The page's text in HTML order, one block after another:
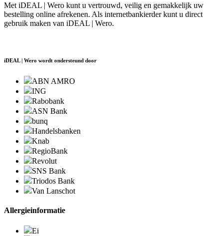
Met iDEAL | Wero kunt u vertrouwd, veilig en gemakkelijk uw
bestelling online afrekenen. Als internetbankierder kunt u direct
gebruik maken van iDEAL | Wero.
iDEAL | Wero wordt ondersteund door
ABN AMRO
ING
Rabobank
ASN Bank
bunq
Handelsbanken
Knab
RegioBank
Revolut
SNS Bank
Triodos Bank
Van Lanschot
Allergieinformatie
Ei